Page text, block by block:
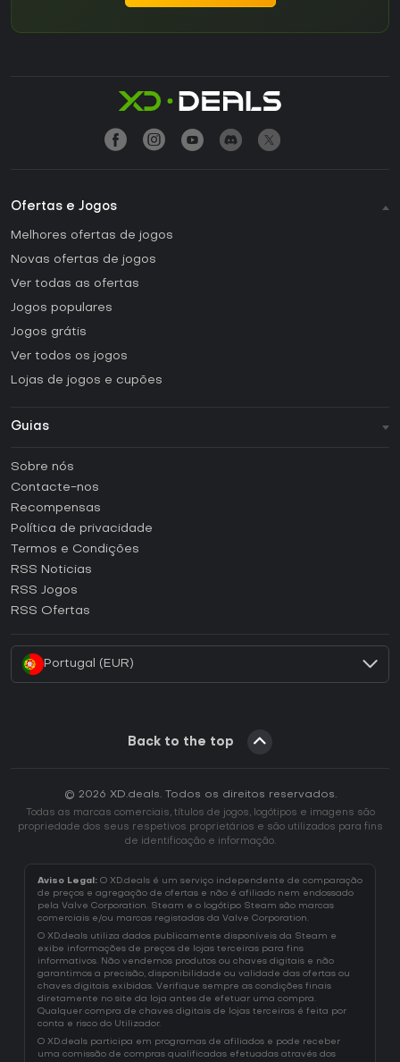
Ofertas e Jogos
Melhores ofertas de jogos
Novas ofertas de jogos
Ver todas as ofertas
Jogos populares
Jogos grátis
Ver todos os jogos
Lojas de jogos e cupões
Guias
Como ativar uma CD Key Steam?
Como ativar uma CD Key Epic Games?
Como ativar uma CD Key GOG?
Como ativar uma CD Key Ubisoft Connect?
Sobre nós
Contacte-nos
Recompensas
Política de privacidade
Termos e Condições
RSS Noticias
RSS Jogos
RSS Ofertas
Portugal (EUR)
Back to the top
© 2026 XD.deals. Todos os direitos reservados.
Todas as marcas comerciais, títulos de jogos, logótipos e imagens são
propriedade dos seus respetivos proprietários e são utilizados para fins
de identificação e informação.
Aviso Legal: O XD.deals é um serviço independente de comparação
de preços e agregação de ofertas e não é afiliado nem endossado
pela Valve Corporation. Steam e o logótipo Steam são marcas
comerciais e/ou marcas registadas da Valve Corporation.
O XD.deals utiliza dados publicamente disponíveis da Steam e
exibe informações de preços de lojas terceiras para fins
informativos. Não vendemos produtos ou chaves digitais e não
garantimos a precisão, disponibilidade ou validade das ofertas ou
chaves digitais exibidas. Verifique sempre as condições finais
diretamente no site da loja antes de efetuar uma compra.
Qualquer compra de chaves digitais de lojas terceiras é feita por
conta e risco do Utilizador.
O XD.deals participa em programas de afiliados e pode receber
uma comissão de compras qualificadas efetuadas através dos